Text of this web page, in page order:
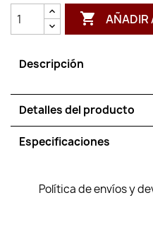
 AÑADIR
Descripción
Detalles del producto
Especificaciones
Política de envíos y